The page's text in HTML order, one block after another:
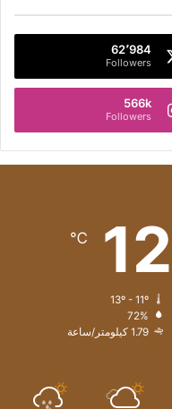
62٬984
Followers
566k
Followers
12
℃
72%
1.79 كيلومتر/ساعة